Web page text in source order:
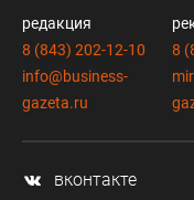
редакция
8 (843) 202-12-10
info@business-
gazeta.ru
8
вконтакте